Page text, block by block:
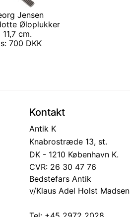
Jensen
Øloplukker
11,7 cm.
700 DKK
Kontakt
Antik K
Knabrostræde 13, st.
DK - 1210 København K.
CVR: 26 30 47 76
Bedstefars Antik
v/Klaus Adel Holst Madsen